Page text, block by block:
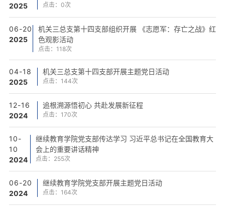
2025
点击： 0次
06-20
2025
机关三总支第十四支部组织开展 《志愿军：存亡之战》红
色观影活动
点击： 118次
04-18
2025
机关三总支第十四支部开展主题党日活动
点击： 144次
12-16
2024
追根溯源悟初心 共赴发展新征程
点击： 170次
10-
10
2024
继续教育学院党支部传达学习 习近平总书记在全国教育大
会上的重要讲话精神
点击： 255次
06-20
2024
继续教育学院党支部开展主题党日活动
点击： 164次